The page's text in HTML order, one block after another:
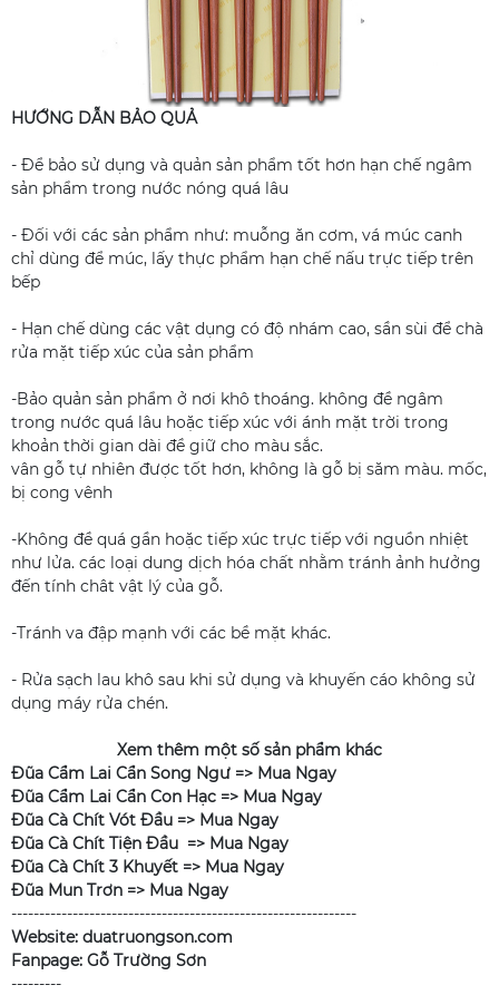
HƯỚNG DẪN BẢO QUẢ
- Để bảo sử dụng và quản sản phẩm tốt hơn hạn chế ngâm
sản phẩm trong nước nóng quá lâu
- Đối với các sản phẩm như: muỗng ăn cơm, vá múc canh
chỉ dùng để múc, lấy thực phẩm hạn chế nấu trực tiếp trên
bếp
- Hạn chế dùng các vật dụng có độ nhám cao, sần sùi để chà
rửa mặt tiếp xúc của sản phẩm
-Bảo quản sản phẩm ở nơi khô thoáng. không đề ngâm
trong nước quá lâu hoặc tiếp xúc với ánh mặt trời trong
khoản thời gian dài đề giữ cho màu sắc.
vân gỗ tự nhiên được tốt hơn, không là gỗ bị săm màu. mốc,
bị cong vênh
-Không đề quá gần hoặc tiếp xúc trực tiếp với nguồn nhiệt
như lửa. các loại dung dịch hóa chất nhằm tránh ảnh hưởng
đến tính chât vật lý của gỗ.
-Tránh va đập mạnh với các bề mặt khác.
- Rửa sạch lau khô sau khi sử dụng và khuyến cáo không sử
dụng máy rửa chén.
Xem thêm một số sản phẩm khác
Đũa Cẩm Lai Cẩn Song Ngư => Mua Ngay
Đũa Cẩm Lai Cẩn Con Hạc => Mua Ngay
Đũa Cà Chít Vót Đầu => Mua Ngay
Đũa Cà Chít Tiện Đầu => Mua Ngay
Đũa Cà Chít 3 Khuyết => Mua Ngay
Đũa Mun Trơn => Mua Ngay
--------------------------------------------------------------
Website: duatruongson.com
Fanpage: Gỗ Trường Sơn
---------